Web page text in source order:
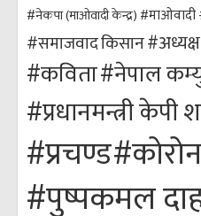
#नेकपा (माओवादी केन्द्र) #माओवादी
#समाजवादकिसान
#कविता#नेपाल
#प्रधानमन्त्री केपी
#प्रचण्ड
#पुष्पकमल